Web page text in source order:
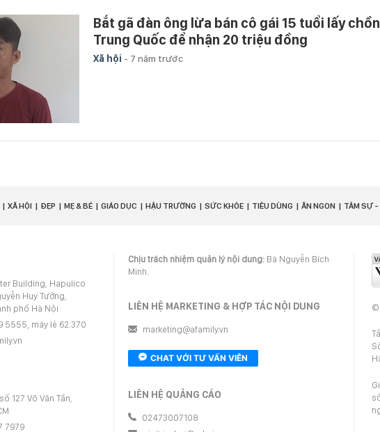
Bắt gã đàn ông lừa bán cô gái 15 tuổi lấy
Trung Quốc để nhận 20 triệu đồng
Xã hội - 7 năm trước
XÃ HỘI ĐẸP MẸ & BÉ GIÁO DỤC HẬU TRƯỜNG SỨC KHỎE TIÊU DÙNG ĂN NGON TÂM SỰ
Building, Hapulico
Huy Tưởng,
phố Hà Nội
5555, máy lẻ 62.370
127 Võ Văn Tần,
7979
Chịu trách nhiệm quản lý nội dung: Bà Nguyễn Bích
Minh.
LIÊN HỆ MARKETING & HỢP TÁC NỘI DUNG
marketing@afamily.vn
CHAT VỚI TƯ VẤN VIÊN
LIÊN HỆ QUẢNG CÁO
02473007108
©